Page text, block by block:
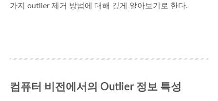
가지 outlier 제거 방법에 대해 깊게 알아보기로 한다.
컴퓨터 비전에서의 Outlier 정보 특성